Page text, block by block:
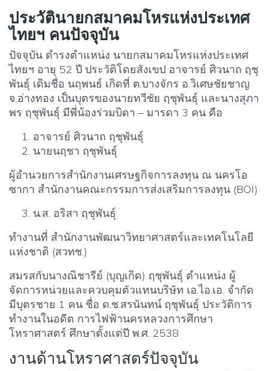
ประวัตินายกสมาคมโหรแห่งประเทศ
ไทยฯ คนปัจจุบัน
ปัจจุบัน ดำรงตำแหน่ง นายกสมาคมโหรแห่งประเทศ
ไทยฯ อายุ 52 ปี ประวัติโดยสังเขป อาจารย์ ศิวนาถ ฤชุ
พันธุ์ เดิมชื่อ นฤพนธ์ เกิดที่ ต.บางจักร อ.วิเศษชัยชาญ
จ.อ่างทอง เป็นบุตรของนายทวีชัย ฤชุพันธุ์ และนางสุภา
พร ฤชุพันธุ์ มีพี่น้องร่วมบิดา – มารดา 3 คน คือ
อาจารย์ ศิวนาถ ฤชุพันธ์ุ
นายนฤชา ฤชุพันธุ์
ผู้อำนวยการสำนักงานเศรษฐกิจการลงทุน ณ นครโอ
ซากา สำนักงานคณะกรรมการส่งเสริมการลงทุน (BOI)
น.ส. อริสา ฤชุพันธุ์
ทำงานที่ สำนักงานพัฒนาวิทยาศาสตร์และเทคโนโลยี
แห่งชาติ (สวทช.)
สมรสกับนางณิชารีย์ (บุญเกิด) ฤชุพันธุ์ ตำแหน่ง ผู้
จัดการหน่วยและควบคุมตัวแทนบริษัท เอ.ไอ.เอ. จำกัด
มีบุตรชาย 1 คน ชื่อ ด.ช.สรนันทน์ ฤชุพันธุ์ ประวัติการ
ทำงานในอดีต การไฟฟ้านครหลวงการศึกษา
โหราศาสตร์ ศึกษาตั้งแต่ปี พ.ศ. 2538
งานด้านโหราศาสตร์ปัจจุบัน